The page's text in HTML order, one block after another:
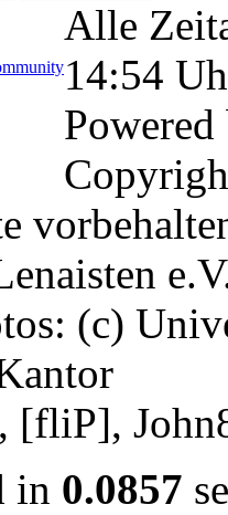
Alle
14:54
(c)
[fliP],
in 0.0857